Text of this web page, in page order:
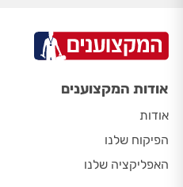
אודות המקצוענים
אודות
הפיקוח שלנו
האפליקציה שלנו